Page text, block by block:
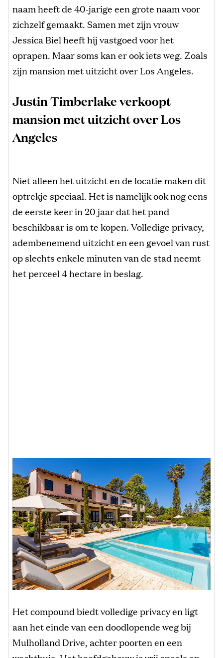
naam heeft de 40-jarige een grote naam voor
zichzelf gemaakt. Samen met zijn vrouw
Jessica Biel heeft hij vastgoed voor het
oprapen. Maar soms kan er ook iets weg. Zoals
zijn mansion met uitzicht over Los Angeles.
Justin Timberlake verkoopt
mansion met uitzicht over Los
Angeles
Niet alleen het uitzicht en de locatie maken dit
optrekje speciaal. Het is namelijk ook nog eens
de eerste keer in 20 jaar dat het pand
beschikbaar is om te kopen. Volledige privacy,
adembenemend uitzicht en een gevoel van rust
op slechts enkele minuten van de stad neemt
het perceel 4 hectare in beslag.
Het compound biedt volledige privacy en ligt
aan het einde van een doodlopende weg bij
Mulholland Drive, achter poorten en een